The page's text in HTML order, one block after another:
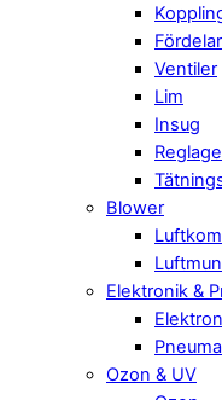
Ventiler
Lim
Insug
Reglage
Blower
Elektronik &
Ozon & UV